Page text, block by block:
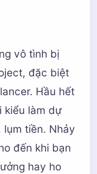
vô tình bị
đặc biệt
Hầu hết
kiểu làm dự
lụm tiền. Nhảy
đến khi bạn
hay ho